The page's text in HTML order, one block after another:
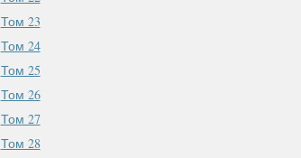
Том 23
Том 24
Том 25
Том 26
Том 27
Том 28